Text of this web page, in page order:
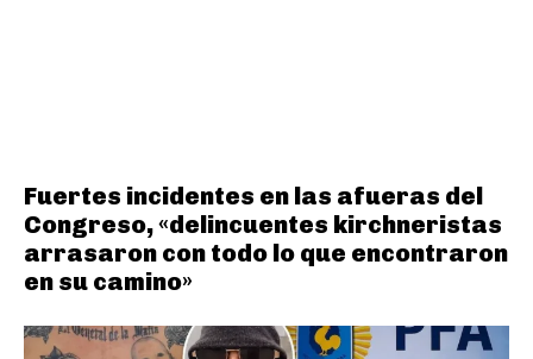
Fuertes incidentes en las afueras del
Congreso, «delincuentes kirchneristas
arrasaron con todo lo que encontraron
en su camino»